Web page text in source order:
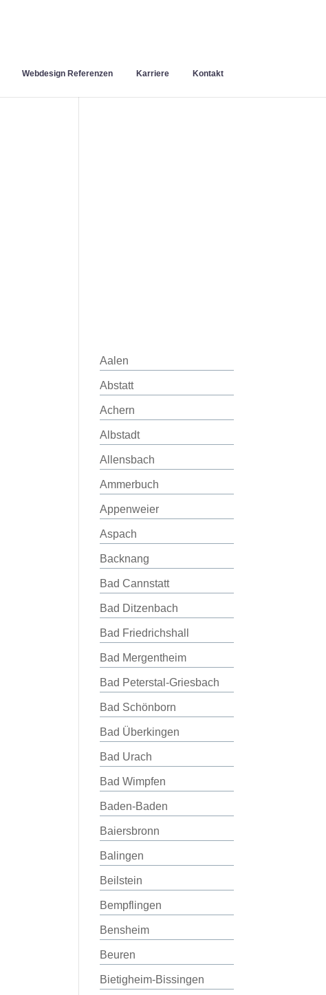
Webdesign Referenzen Karriere Kontakt
Aalen
Abstatt
Achern
Albstadt
Allensbach
Ammerbuch
Appenweier
Aspach
Backnang
Bad Cannstatt
Bad Ditzenbach
Bad Friedrichshall
Bad Mergentheim
Bad Peterstal-Griesbach
Bad Schönborn
Bad Überkingen
Bad Urach
Bad Wimpfen
Baden-Baden
Baiersbronn
Balingen
Beilstein
Bempflingen
Bensheim
Beuren
Bietigheim-Bissingen